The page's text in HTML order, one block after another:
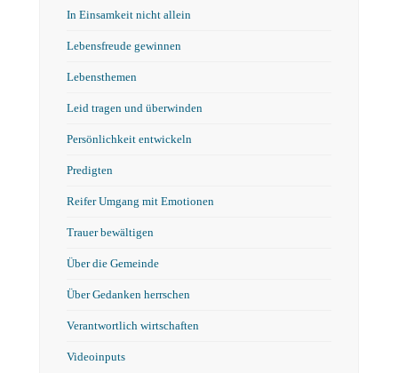
In Einsamkeit nicht allein
Lebensfreude gewinnen
Lebensthemen
Leid tragen und überwinden
Persönlichkeit entwickeln
Predigten
Reifer Umgang mit Emotionen
Trauer bewältigen
Über die Gemeinde
Über Gedanken herrschen
Verantwortlich wirtschaften
Videoinputs